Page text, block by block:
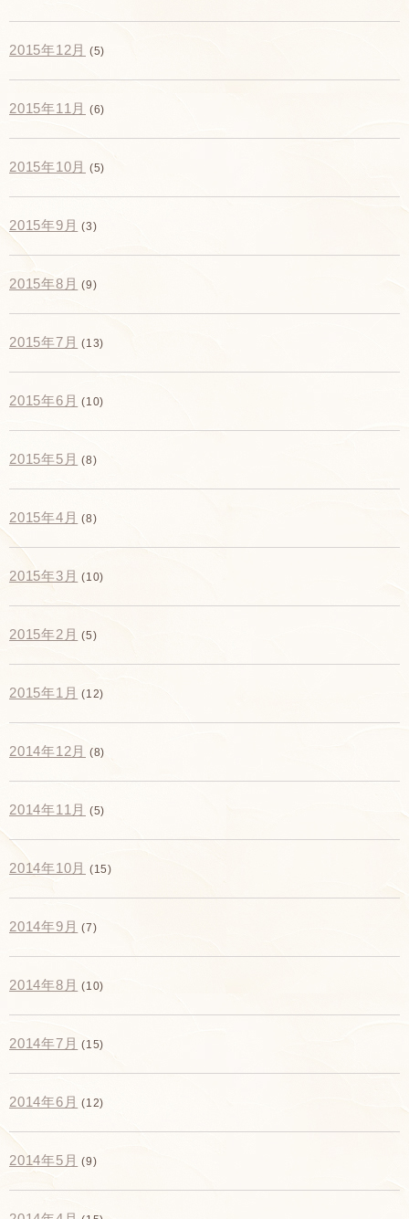
2015年12月 (5)
2015年11月 (6)
2015年10月 (5)
2015年9月 (3)
2015年8月 (9)
2015年7月 (13)
2015年6月 (10)
2015年5月 (8)
2015年4月 (8)
2015年3月 (10)
2015年2月 (5)
2015年1月 (12)
2014年12月 (8)
2014年11月 (5)
2014年10月 (15)
2014年9月 (7)
2014年8月 (10)
2014年7月 (15)
2014年6月 (12)
2014年5月 (9)